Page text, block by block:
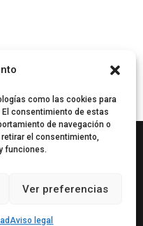
como las cookies para
consentimiento de estas
de navegación o
el consentimiento,
funciones.
Ver preferencias
Aviso legal